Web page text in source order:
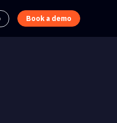
Book a demo